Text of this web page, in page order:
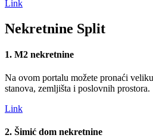
Link
Nekretnine Split
1. M2 nekretnine
Na ovom portalu možete pronaći
stanova, zemljišta i poslovnih prostora.
Link
2. Šimić dom nekretnine